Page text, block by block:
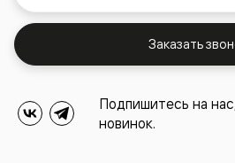
Заказать
Подпишитесь на
новинок.